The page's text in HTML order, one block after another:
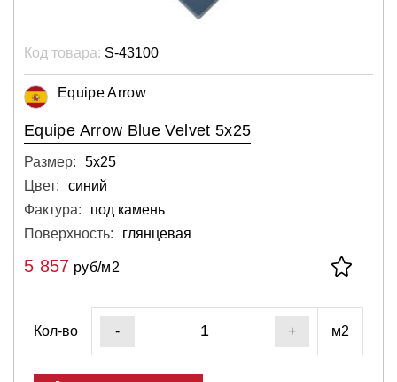
Код товара: S-43100
Equipe Arrow
Equipe Arrow Blue Velvet 5x25
Размер:
5х25
Цвет:
синий
Фактура:
под камень
Поверхность:
глянцевая
5 857 руб/м2
Кол-во - + м2